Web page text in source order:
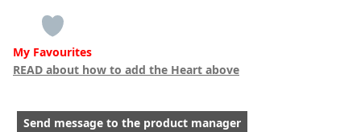
My Favourites
READ about how to add the Heart above
Send message to the product manager